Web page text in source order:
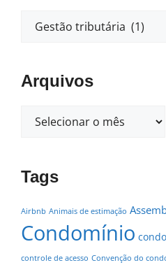
Arquivos
Tags
Airbnb Animais de estimação
Condomínio
controle de acesso Convenção do